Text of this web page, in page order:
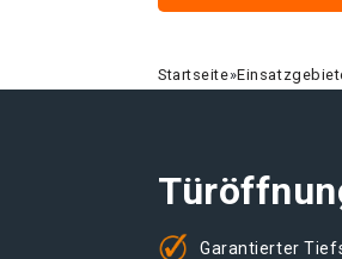
Startseite»
Garantierter